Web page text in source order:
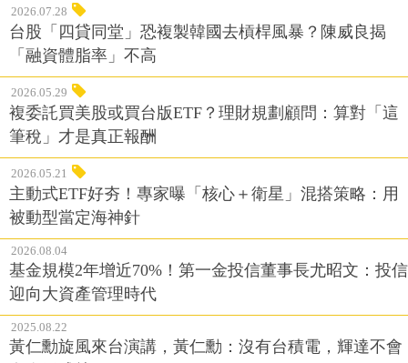
2026.07.28
台股「四貸同堂」恐複製韓國去槓桿風暴？陳威良揭
「融資體脂率」不高
2026.05.29
複委託買美股或買台版ETF？理財規劃顧問：算對「這
筆稅」才是真正報酬
2026.05.21
主動式ETF好夯！專家曝「核心＋衛星」混搭策略：用
被動型當定海神針
2026.08.04
基金規模2年增近70%！第一金投信董事長尤昭文：投信
迎向大資產管理時代
2025.08.22
黃仁勳旋風來台演講，黃仁勳：沒有台積電，輝達不會